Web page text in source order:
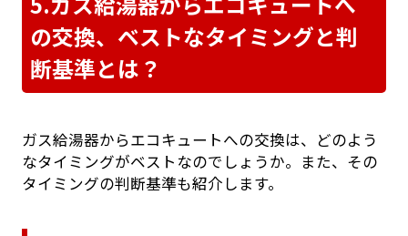
の交換、ベストなタイミングと判
断基準とは？
ガス給湯器からエコキュートへの交換は、どのよう
なタイミングがベストなのでしょうか。また、その
タイミングの判断基準も紹介します。